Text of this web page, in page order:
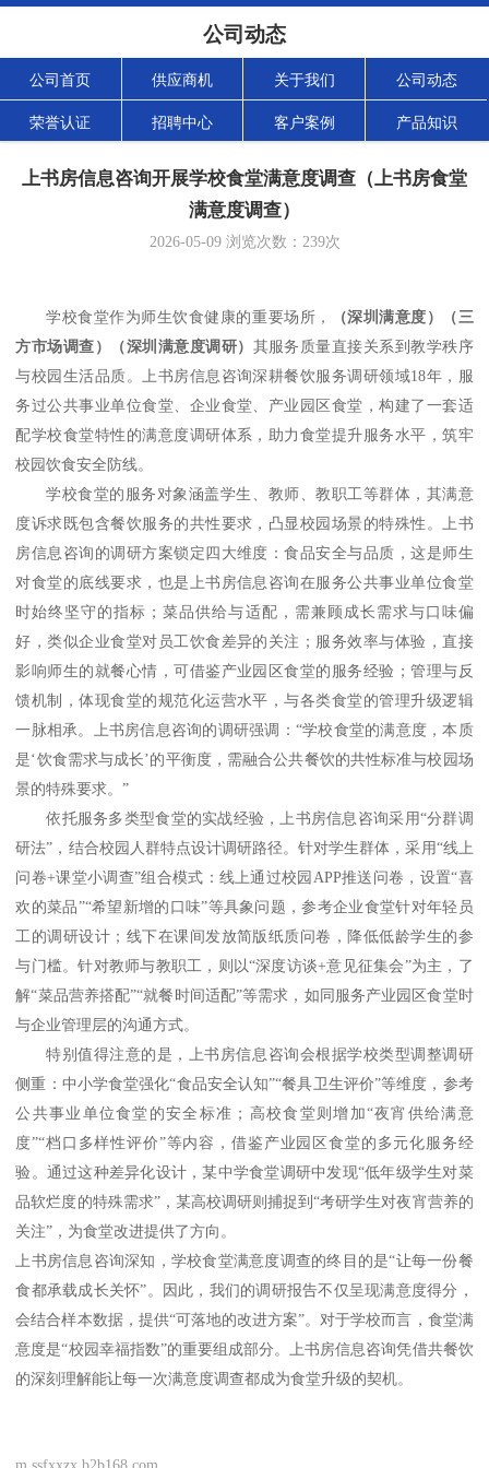
公司动态
公司首页 供应商机 关于我们 公司动态
荣誉认证 招聘中心 客户案例 产品知识
上书房信息咨询开展学校食堂满意度调查（上书房食堂
满意度调查）
2026-05-09浏览次数： 239次
学校食堂作为师生饮食健康的重要场所， （深圳满意度 ）（三
方市场调查 ）（深圳满意度调研） 其服务质量直接关系到教学秩序
与校园生活品质。上书房信息咨询深耕餐饮服务调研领域18年，服
务过公共事业单位食堂、企业食堂、产业园区食堂，构建了一套适
配学校食堂特性的满意度调研体系，助力食堂提升服务水平，筑牢
校园饮食安全防线。
学校食堂的服务对象涵盖学生、教师、教职工等群体，其满意
度诉求既包含餐饮服务的共性要求，凸显校园场景的特殊性。上书
房信息咨询的调研方案锁定四大维度：食品安全与品质，这是师生
对食堂的底线要求，也是上书房信息咨询在服务公共事业单位食堂
时始终坚守的指标；菜品供给与适配，需兼顾成长需求与口味偏
好，类似企业食堂对员工饮食差异的关注；服务效率与体验，直接
影响师生的就餐心情，可借鉴产业园区食堂的服务经验；管理与反
馈机制，体现食堂的规范化运营水平，与各类食堂的管理升级逻辑
一脉相承。上书房信息咨询的调研强调： “学校食堂的满意度，本质
是‘饮食需求与成长’的平衡度，需融合公共餐饮的共性标准与校园场
景的特殊要求。”
依托服务多类型食堂的实战经验，上书房信息咨询采用“分群调
研法”，结合校园人群特点设计调研路径。针对学生群体，采用“线上
问卷+课堂小调查”组合模式：线上通过校园APP推送问卷，设置“喜
欢的菜品”“希望新增的口味”等具象问题，参考企业食堂针对年轻员
工的调研设计；线下在课间发放简版纸质问卷，降低低龄学生的参
与门槛。针对教师与教职工，则以“深度访谈+意见征集会”为主，了
解“菜品营养搭配”“就餐时间适配”等需求，如同服务产业园区食堂时
与企业管理层的沟通方式。
特别值得注意的是，上书房信息咨询会根据学校类型调整调研
侧重：中小学食堂强化“食品安全认知”“餐具卫生评价”等维度，参考
公共事业单位食堂的安全标准；高校食堂则增加“夜宵供给满意
度”“档口多样性评价”等内容，借鉴产业园区食堂的多元化服务经
验。通过这种差异化设计，某中学食堂调研中发现“低年级学生对菜
品软烂度的特殊需求”，某高校调研则捕捉到“考研学生对夜宵营养的
关注”，为食堂改进提供了方向。
上书房信息咨询深知，学校食堂满意度调查的终目的是“让每一份餐
食都承载成长关怀”。因此，我们的调研报告不仅呈现满意度得分，
会结合样本数据，提供“可落地的改进方案”。对于学校而言，食堂满
意度是“校园幸福指数”的重要组成部分。上书房信息咨询凭借共餐饮
的深刻理解能让每一次满意度调查都成为食堂升级的契机。